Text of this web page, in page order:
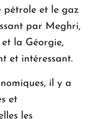
pétrole et le gaz
par Meghri,
la Géorgie,
et intéressant.
il y a
et
les